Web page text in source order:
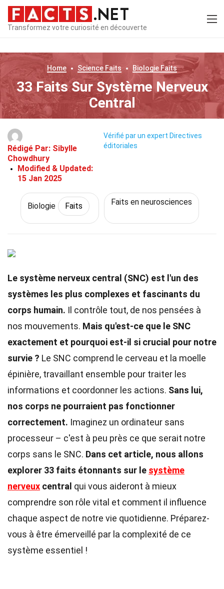
Transformez votre curiosité en découverte
Home Science Faits Biologie Faits
33 Faits Sur Système Nerveux
Central
Rédigé Par: Sibylle
Chowdhury
Modified & Updated:
15 Jan 2025
Vérifié par un expert Directives
éditoriales
Biologie Faits Faits en neurosciences
Le système nerveux central (SNC) est l'un des
systèmes les plus complexes et fascinants du
corps humain. Il contrôle tout, de nos pensées à
nos mouvements. Mais qu'est-ce que le SNC
exactement et pourquoi est-il si crucial pour notre
survie ? Le SNC comprend le cerveau et la moelle
épinière, travaillant ensemble pour traiter les
informations et coordonner les actions. Sans lui,
nos corps ne pourraient pas fonctionner
correctement. Imaginez un ordinateur sans
processeur – c'est à peu près ce que serait notre
corps sans le SNC. Dans cet article, nous allons
explorer 33 faits étonnants sur le système
nerveux central qui vous aideront à mieux
comprendre son rôle vital et comment il influence
chaque aspect de notre vie quotidienne. Préparez-
vous à être émerveillé par la complexité de ce
système essentiel !